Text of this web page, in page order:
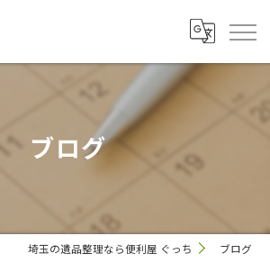
ブログ
埼玉の遺品整理なら便利屋 ぐっち ブログ